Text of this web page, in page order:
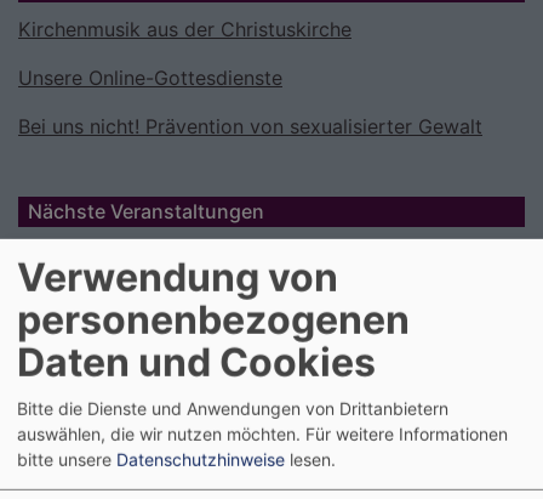
Kirchenmusik aus der Christuskirche
Unsere Online-Gottesdienste
Bei uns nicht! Prävention von sexualisierter Gewalt
Nächste Veranstaltungen
Verwendung von
personenbezogenen
Daten und Cookies
Bitte die Dienste und Anwendungen von Drittanbietern
auswählen, die wir nutzen möchten. Für weitere Informationen
bitte unsere Datenschutzhinweise lesen.